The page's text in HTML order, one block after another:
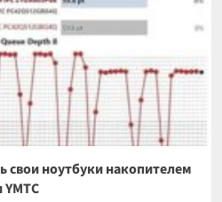
свои ноутбуки накопителем